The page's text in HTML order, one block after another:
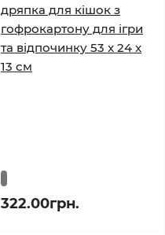
дряпка для кішок з
гофрокартону для ігри
та відпочинку 53 x 24 x
13 см
322.00грн.